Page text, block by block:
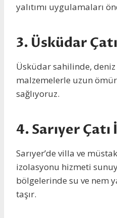
yalıtımı uygulamaları
3. Üsküdar
Üsküdar sahilinde, deniz
malzemelerle uzun
sağlıyoruz.
4.Sarıyer
Sarıyer’de villa ve
izolasyonu hizmeti
bölgelerinde su ve nem
taşır.